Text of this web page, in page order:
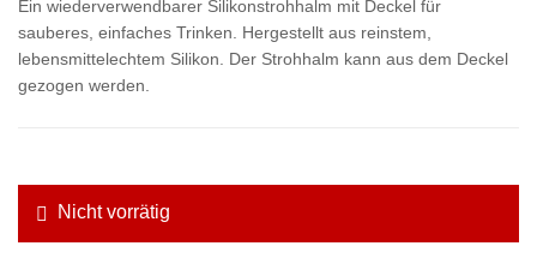
Ein wiederverwendbarer Silikonstrohhalm mit Deckel für
sauberes, einfaches Trinken. Hergestellt aus reinstem,
lebensmittelechtem Silikon. Der Strohhalm kann aus dem Deckel
gezogen werden.
Nicht vorrätig